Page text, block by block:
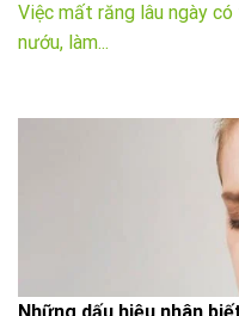
Việc mất răng lâu ngày
nướu, làm...